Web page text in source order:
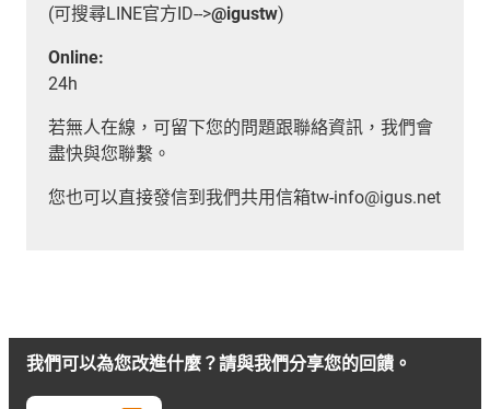
(可搜尋LINE官方ID-->@igustw)
Online:
24h
若無人在線，可留下您的問題跟聯絡資訊，我們會
盡快與您聯繫。
您也可以直接發信到我們共用信箱tw-info@igus.net
我們可以為您改進什麼？請與我們分享您的回饋。